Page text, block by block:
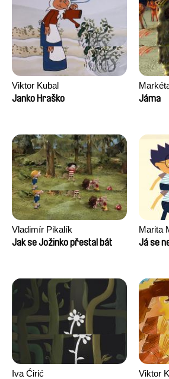
Viktor Kubal
Janko Hraško
Jáma
Vladimír Pikalík
Jak se Jožinko přestal bát
Marita
Já se
Iva Ćirić
Viktor